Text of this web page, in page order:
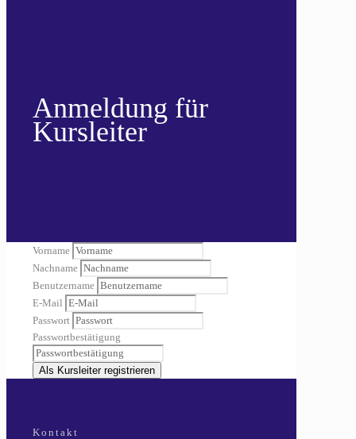
Anmeldung für
Kursleiter
Vorname
Nachname
Benutzername
E-Mail
Passwort
Passwortbestätigung
Als Kursleiter registrieren
Kontakt